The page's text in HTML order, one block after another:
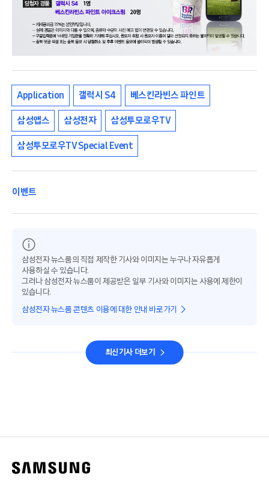
Application 갤럭시 S4 베스킨라빈스 파인트
삼성앱스 삼성전자 삼성투모로우TV
삼성투모로우TV Special Event
이벤트
삼성전자 뉴스룸의 직접 제작한 기사와 이미지는 누구나 자유롭게
사용하실 수 있습니다.
그러나 삼성전자 뉴스룸이 제공받은 일부 기사와 이미지는 사용에 제한이
있습니다.
삼성전자 뉴스룸 콘텐츠 이용에 대한 안내 바로가기
최신기사 더보기